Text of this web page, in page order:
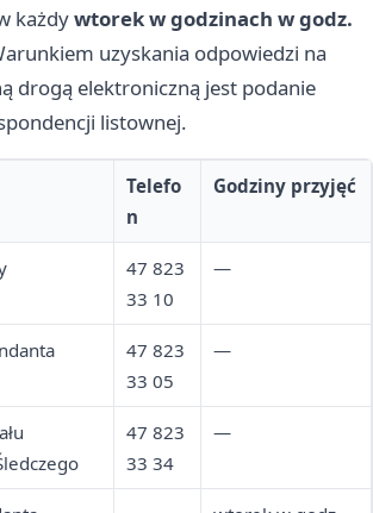
każdywtorek w godzinach w godz.
uzyskania odpowiedzi na
drogą elektroniczną jest podanie
listownej.
Telefo
n
Godziny przyjęć
47 823
33 10
—
47 823
33 05
—
47 823
33 34
—